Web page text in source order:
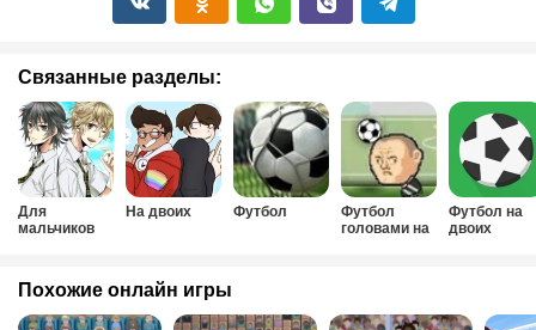
Связанные разделы:
Для
мальчиков
На двоих Футбол
Футбол
головами на
Футбол на
двоих
Похожие онлайн игры